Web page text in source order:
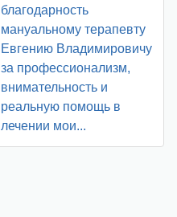
благодарность
мануальному терапевту
Евгению Владимировичу
за профессионализм,
внимательность и
реальную помощь в
лечении мои...